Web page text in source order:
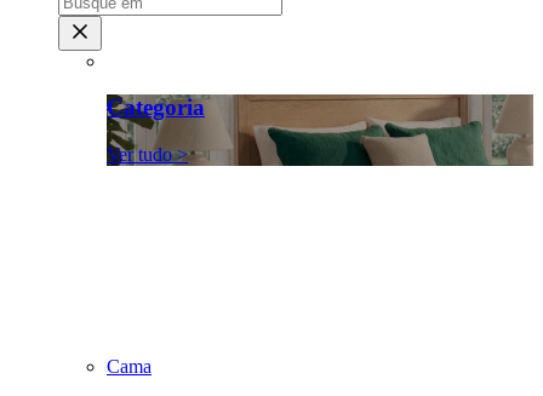
Categoria
Ver tudo >
Cama